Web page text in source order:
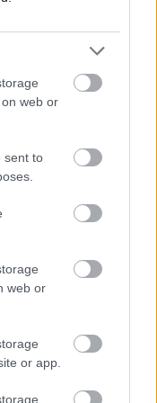
web or
sent to
web or
or app.
a Forza
hogy
Horizon 5 a
hozzá.
ami hasonló